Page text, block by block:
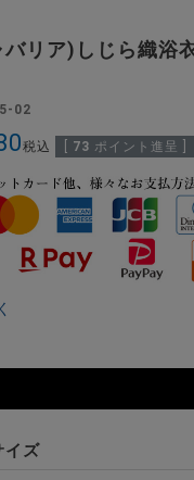
リア)しじら織浴
02
税込 73 ポイント進呈 ]
イズ